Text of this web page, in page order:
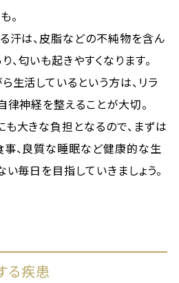
。
汗は、皮脂などの不純物を含ん
、匂いも起きやすくなります。
生活しているという方は、リラ
律神経を整えることが大切。
大きな負担となるので、まずは
、良質な睡眠など健康的な生
い毎日を目指していきましょう。
る疾患